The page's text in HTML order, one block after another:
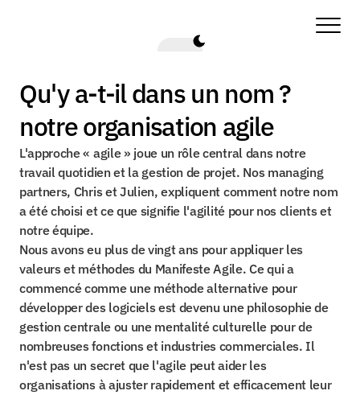
Qu'y a-t-il dans un nom ?
notre organisation agile
L'approche « agile » joue un rôle central dans notre
travail quotidien et la gestion de projet. Nos managing
partners, Chris et Julien, expliquent comment notre nom
a été choisi et ce que signifie l'agilité pour nos clients et
notre équipe.
Nous avons eu plus de vingt ans pour appliquer les
valeurs et méthodes du Manifeste Agile. Ce qui a
commencé comme une méthode alternative pour
développer des logiciels est devenu une philosophie de
gestion centrale ou une mentalité culturelle pour de
nombreuses fonctions et industries commerciales. Il
n'est pas un secret que l'agile peut aider les
organisations à ajuster rapidement et efficacement leur